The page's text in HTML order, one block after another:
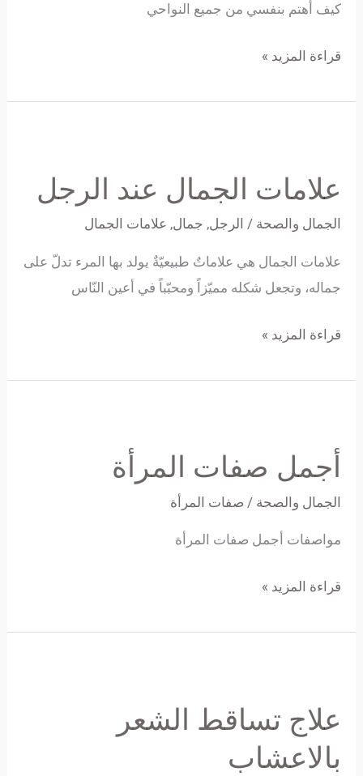
كيف أهتم بنفسي من جميع النواحي
قراءة المزيد »
علامات الجمال عند الرجل
الجمال والصحة / الرجل, جمال, علامات الجمال
علامات الجمال هي علاماتٌ طبيعيّةٌ يولد بها المرء تدلّ على
جماله، وتجعل شكله مميّزاً ومحبّباً في أعين النّاس
عند
قراءة المزيد »
أجمل صفات المرأة
الجمال والصحة / صفات المرأة
مواصفات أجمل صفات المرأة
المرأة
قراءة المزيد »
علاج تساقط الشعر
بالاعشاب
الشعر
بالاعشاب